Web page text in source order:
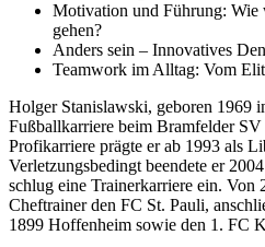
Motivation und Führung:
gehen?
Anders sein – Innovatives
Teamwork im Alltag: Vom
Holger Stanislawski, geboren 1969
Fußballkarriere beim Bramfelder
Profikarriere prägte er ab 1993 als
Verletzungsbedingt beendete er
schlug eine Trainerkarriere ein. Von
Cheftrainer den FC St. Pauli,
1899 Hoffenheim sowie den 1. FC